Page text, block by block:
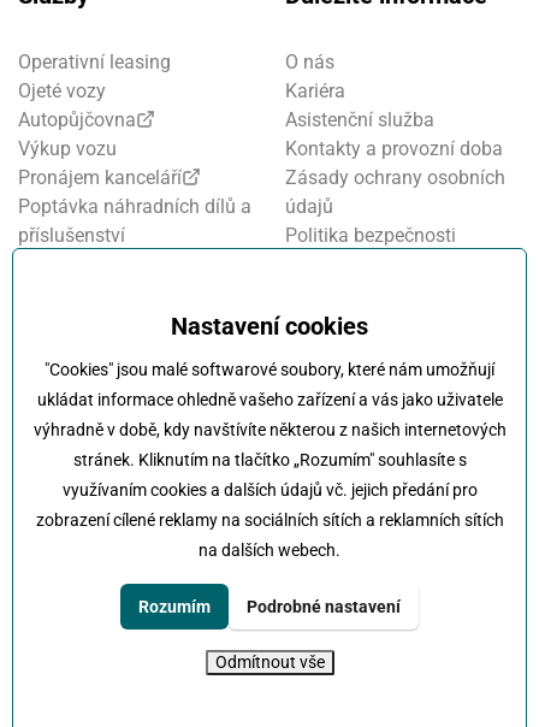
Nastavení cookies
"Cookies" jsou malé softwarové soubory, které nám umožňují
ukládat informace ohledně vašeho zařízení a vás jako uživatele
výhradně v době, kdy navštívíte některou z našich internetových
stránek. Kliknutím na tlačítko „Rozumím" souhlasíte s
využívaním cookies a dalších údajů vč. jejich předání pro
zobrazení cílené reklamy na sociálních sítích a reklamních sítích
na dalších webech.
Rozumím Podrobné nastavení
Odmítnout vše
Operativní leasing
Ojeté vozy
Autopůjčovna
Výkup vozu
Pronájem kanceláří
Poptávka náhradních dílů a
příslušenství
O nás
Kariéra
Asistenční služba
Kontakty a provozní doba
Zásady ochrany osobních
údajů
Politika bezpečnosti
Oznamovací systém
Kola Klokočka - ukončení
provozu
Klokočka - Na každé cestě s vámi
Karlovarská 814/115 , 161 00 Praha 6 - Řepy
+420 222 197 111e-mail:info@klokocka.cz
© 2026 KlokočkaTvorba webuUVM interactive